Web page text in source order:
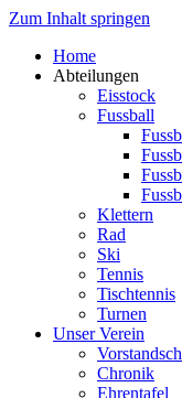
Zum Inhalt springen
Home
Abteilungen
Eisstock
Fussball
Klettern
Rad
Ski
Tennis
Tischtennis
Turnen
Unser Verein
Chronik
Ehrentafel